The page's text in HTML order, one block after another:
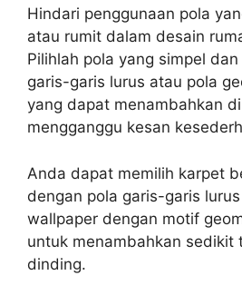
Hindari penggunaan pola
atau rumit dalam desain
Pilihlah pola yang simpel
garis-garis lurus atau pola
yang dapat menambahkan
mengganggu kesan
Anda dapat memilih karpet
dengan pola garis-garis
wallpaper dengan motif
untuk menambahkan sedikit
dinding.